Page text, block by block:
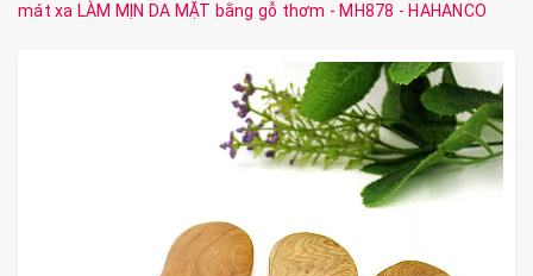
mát xa LÀM MỊN DA MẶT bằng gỗ thơm - MH878 - HAHANCO